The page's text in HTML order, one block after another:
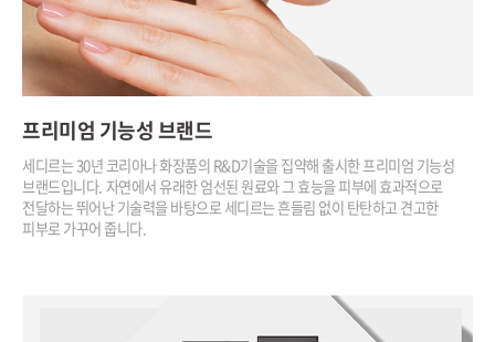
프리미엄 기능성 브랜드
세디르는 30년 코리아나 화장품의 R&D기술을 집약해 출시한프리미엄 기능성
브랜드입니다. 자연에서 유래한 엄선된 원료와 그 효능을 피부에 효과적으로
전달하는 뛰어난 기술력을 바탕으로 세디르는 흔들림 없이 탄탄하고 견고한
피부로 가꾸어 줍니다.